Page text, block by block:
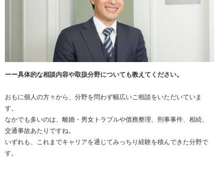
ーー具体的な相談内容や取扱分野についても教えてください。
おもに個人の方々から、分野を問わず幅広いご相談をいただいていま
す。
なかでも多いのは、離婚・男女トラブルや債務整理、刑事事件、相続、
交通事故あたりですね。
いずれも、これまでキャリアを通じてみっちり経験を積んできた分野で
す。